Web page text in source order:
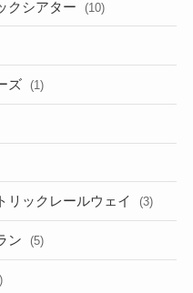
クシアター (10)
ズ (1)
リックレールウェイ (3)
ン (5)